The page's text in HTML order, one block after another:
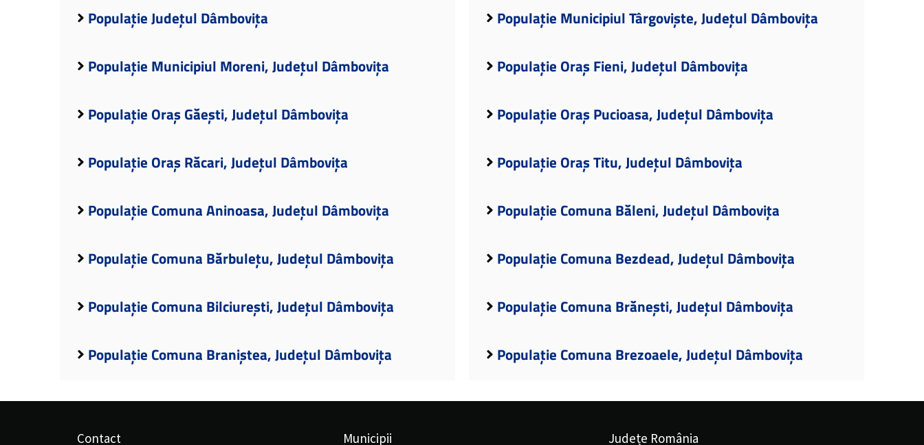
Populație Județul Dâmbovița Populație Municipiul Târgoviște, Județul Dâmbovița
Populație Municipiul Moreni, Județul Dâmbovița Populație Oraș Fieni, Județul Dâmbovița
Populație Oraș Găești, Județul Dâmbovița Populație Oraș Pucioasa, Județul Dâmbovița
Populație Oraș Răcari, Județul Dâmbovița Populație Oraș Titu, Județul Dâmbovița
Populație Comuna Aninoasa, Județul Dâmbovița Populație Comuna Băleni, Județul Dâmbovița
Populație Comuna Bărbulețu, Județul Dâmbovița Populație Comuna Bezdead, Județul Dâmbovița
Populație Comuna Bilciurești, Județul Dâmbovița Populație Comuna Brănești, Județul Dâmbovița
Populație Comuna Braniștea, Județul Dâmbovița Populație Comuna Brezoaele, Județul Dâmbovița
Contact Municipii Județe România